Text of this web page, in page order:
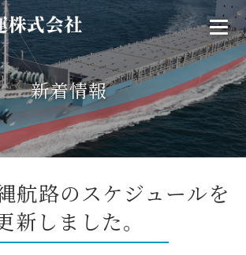
新着情報
航路のスケジュールを
新しました。